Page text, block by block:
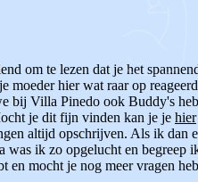
om te lezen dat je het
moeder hier wat raar op
bij Villa Pinedo ook Buddy's
je dit fijn vinden kan je je hier
altijd opschrijven. Als ik dan
ik zo opgelucht en begreep
mocht je nog meer vragen